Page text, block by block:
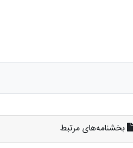
بخشنامه‌های مرتبط